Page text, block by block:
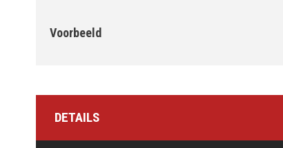
Voorbeeld
DETAILS